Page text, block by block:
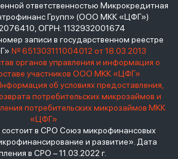
ответственностью Микрокредитная
Групп» (ООО МКК «ЦФГ»)
ОГРН: 1132932001674
записи в государственном реестре
№ 651303111004012 от 18.03.2013
органов управления и информация о
участников ООО МКК «ЦФГ»
об условиях предоставления,
потребительских микрозаймов и
потребительских микрозаймов МКК
«ЦФГ»
в СРО Союз микрофинансовых
и развитие». Дата
в СРО – 11.03.2022 г.